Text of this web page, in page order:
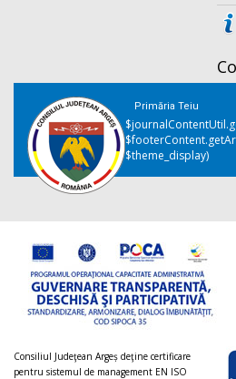
Primăria Teiu
$theme_display)
Consiliul Judeţean Argeș deţine certificare
pentru sistemul de management EN ISO